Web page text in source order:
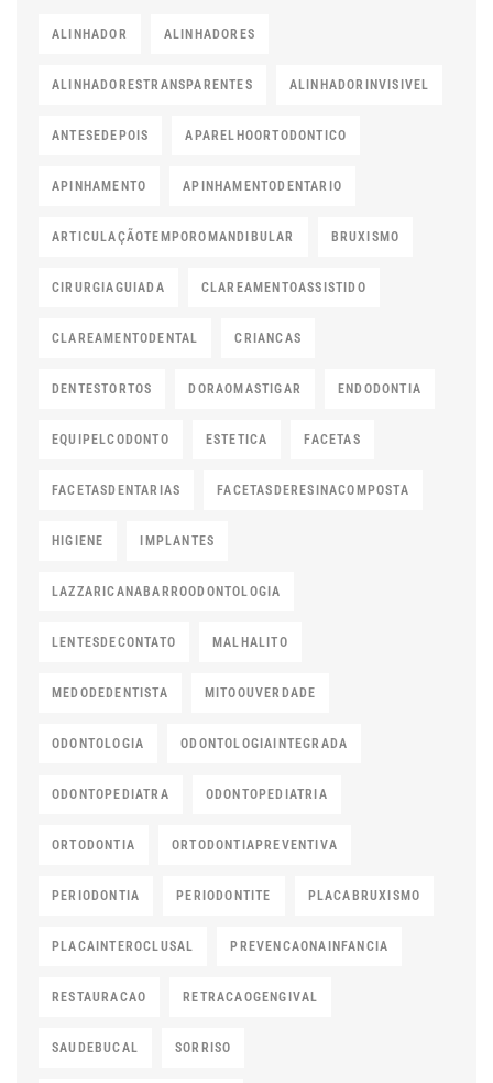
ALINHADOR ALINHADORES
ALINHADORESTRANSPARENTES ALINHADORINVISIVEL
ANTESEDEPOIS APARELHOORTODONTICO
APINHAMENTO APINHAMENTODENTARIO
ARTICULAÇÃOTEMPOROMANDIBULAR BRUXISMO
CIRURGIAGUIADA CLAREAMENTOASSISTIDO
CLAREAMENTODENTAL CRIANCAS
DENTESTORTOS DORAOMASTIGAR ENDODONTIA
EQUIPELCODONTO ESTETICA FACETAS
FACETASDENTARIAS FACETASDERESINACOMPOSTA
HIGIENE IMPLANTES
LAZZARICANABARROODONTOLOGIA
LENTESDECONTATO MALHALITO
MEDODEDENTISTA MITOOUVERDADE
ODONTOLOGIA ODONTOLOGIAINTEGRADA
ODONTOPEDIATRA ODONTOPEDIATRIA
ORTODONTIA ORTODONTIAPREVENTIVA
PERIODONTIA PERIODONTITE PLACABRUXISMO
PLACAINTEROCLUSAL PREVENCAONAINFANCIA
RESTAURACAO RETRACAOGENGIVAL
SAUDEBUCAL SORRISO